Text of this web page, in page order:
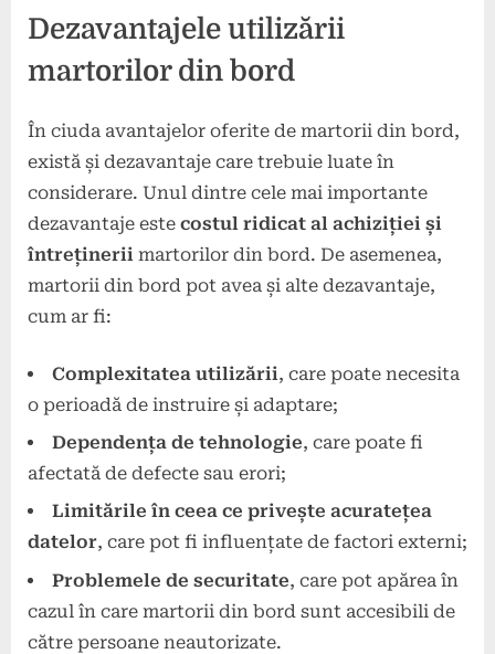
Dezavantajele utilizării
martorilor din bord
În ciuda avantajelor oferite de martorii din bord,
există și dezavantaje care trebuie luate în
considerare. Unul dintre cele mai importante
dezavantaje este costul ridicat al achiziției și
întreținerii martorilor din bord. De asemenea,
martorii din bord pot avea și alte dezavantaje,
cum ar fi:
Complexitatea utilizării, care poate necesita
o perioadă de instruire și adaptare;
Dependența de tehnologie, care poate fi
afectată de defecte sau erori;
Limitările în ceea ce privește acuratețea
datelor, care pot fi influențate de factori externi;
Problemele de securitate, care pot apărea în
cazul în care martorii din bord sunt accesibili de
către persoane neautorizate.